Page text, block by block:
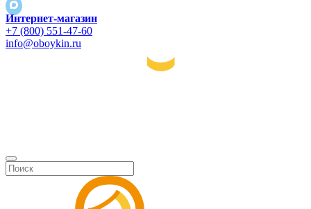
Интернет-магазин
+7 (800) 551-47-60
info@oboykin.ru